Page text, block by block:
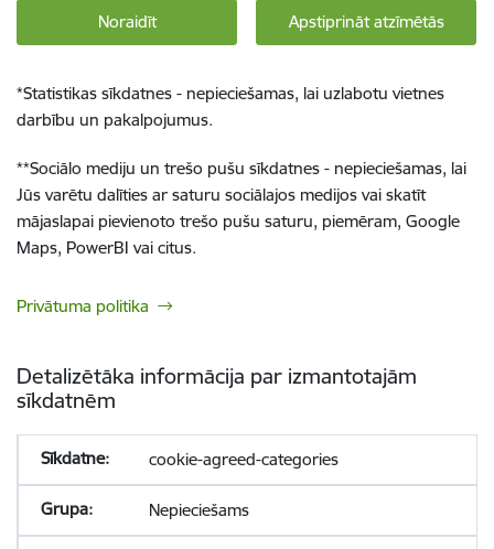
Noraidīt Apstiprināt atzīmētās
*Statistikas sīkdatnes - nepieciešamas, lai uzlabotu vietnes
darbību un pakalpojumus.
**Sociālo mediju un trešo pušu sīkdatnes - nepieciešamas, lai
Jūs varētu dalīties ar saturu sociālajos medijos vai skatīt
mājaslapai pievienoto trešo pušu saturu, piemēram, Google
Maps, PowerBI vai citus.
Privātuma politika
Detalizētāka informācija par izmantotajām
sīkdatnēm
cookie-agreed-categories
Nepieciešams